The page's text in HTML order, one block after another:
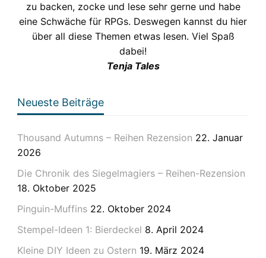
zu backen, zocke und lese sehr gerne und habe
eine Schwäche für RPGs. Deswegen kannst du hier
über all diese Themen etwas lesen. Viel Spaß
dabei!
Tenja Tales
Neueste Beiträge
Thousand Autumns – Reihen Rezension 22. Januar
2026
Die Chronik des Siegelmagiers – Reihen-Rezension
18. Oktober 2025
Pinguin-Muffins 22. Oktober 2024
Stempel-Ideen 1: Bierdeckel 8. April 2024
Kleine DIY Ideen zu Ostern 19. März 2024